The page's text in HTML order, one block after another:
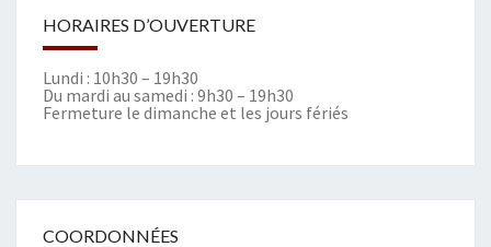
HORAIRES D’OUVERTURE
Lundi : 10h30 – 19h30
Du mardi au samedi : 9h30 – 19h30
Fermeture le dimanche et les jours fériés
COORDONNÉES